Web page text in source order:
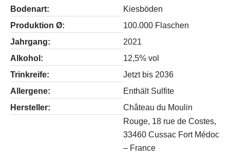
Bodenart:
Kiesböden
Produktion Ø:
100.000 Flaschen
Jahrgang:
2021
Alkohol:
12,5% vol
Trinkreife:
Jetzt bis 2036
Allergene:
Enthält Sulfite
Hersteller:
Château du Moulin
Rouge, 18 rue de Costes,
33460 Cussac Fort Médoc
– France